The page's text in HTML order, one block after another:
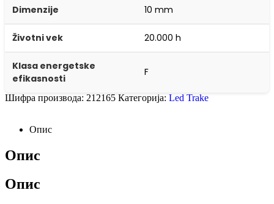
Dimenzije 10 mm
Životni vek 20.000 h
Klasa energetske
efikasnosti
F
Шифра производа: 212165 Категорија: Led Trake
Опис
Опис
Опис